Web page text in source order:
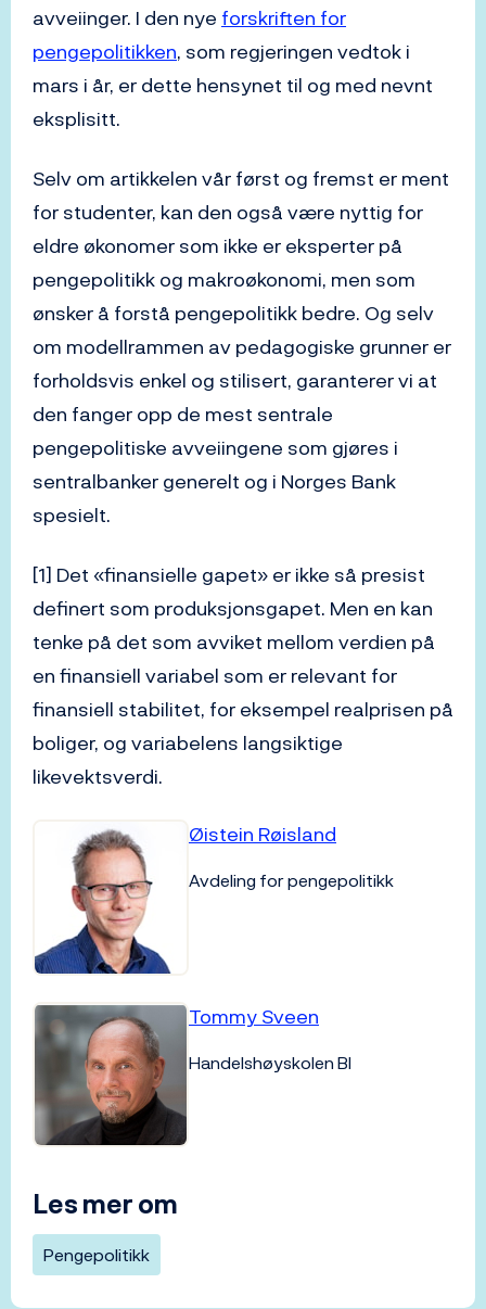
avveiinger. I den nye forskriften for
pengepolitikken, som regjeringen vedtok i
mars i år, er dette hensynet til og med nevnt
eksplisitt.
Selv om artikkelen vår først og fremst er ment
for studenter, kan den også være nyttig for
eldre økonomer som ikke er eksperter på
pengepolitikk og makroøkonomi, men som
ønsker å forstå pengepolitikk bedre. Og selv
om modellrammen av pedagogiske grunner er
forholdsvis enkel og stilisert, garanterer vi at
den fanger opp de mest sentrale
pengepolitiske avveiingene som gjøres i
sentralbanker generelt og i Norges Bank
spesielt.
[1] Det «finansielle gapet» er ikke så presist
definert som produksjonsgapet. Men en kan
tenke på det som avviket mellom verdien på
en finansiell variabel som er relevant for
finansiell stabilitet, for eksempel realprisen på
boliger, og variabelens langsiktige
likevektsverdi.
Øistein Røisland
Avdeling for pengepolitikk
Tommy Sveen
Handelshøyskolen BI
Les mer om
Pengepolitikk